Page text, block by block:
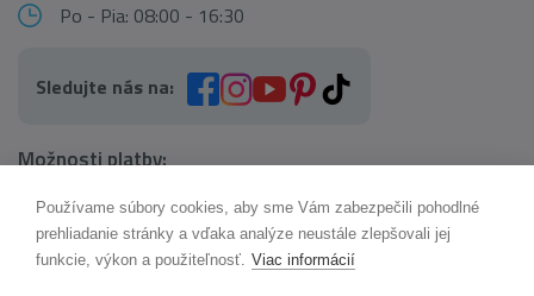
Po - Pia: 08:00 - 16:30
Sledujte nás na:
Možnosti platby:
AI pomocník Maxík
Online
Používame súbory cookies, aby sme Vám zabezpečili pohodlné
prehliadanie stránky a vďaka analýze neustále zlepšovali jej
funkcie, výkon a použiteľnosť. Viac informácií